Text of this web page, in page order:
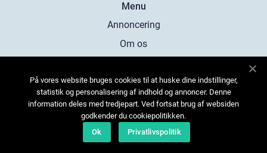
Menu
Annoncering
Om os
Kontakt os
Sitemap
På vores website bruges cookies til at huske dine indstillinger,
statistik og personalisering af indhold og annoncer. Denne
information deles med tredjepart. Ved fortsat brug af websiden
godkender du cookiepolitikken.
Ok
Privatlivspolitik